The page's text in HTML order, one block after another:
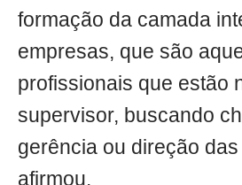
formação da camada
empresas, que são
profissionais que estão
supervisor, buscando
gerência ou direção
afirmou.